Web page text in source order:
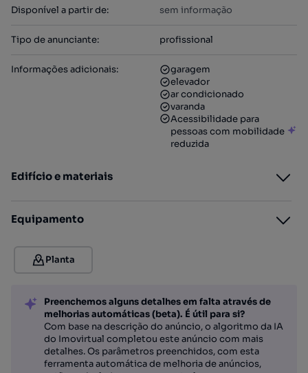
Disponível a partir de: sem informação
Tipo de anunciante: profissional
Informações adicionais:
garagem
elevador
ar condicionado
varanda
Acessibilidade para
pessoas com mobilidade
reduzida
Edifício e materiais
Equipamento
Planta
Preenchemos alguns detalhes em falta através de
melhorias automáticas (beta). É útil para si?
Com base na descrição do anúncio, o algoritmo da IA
do Imovirtual completou este anúncio com mais
detalhes. Os parâmetros preenchidos, com esta
ferramenta automática de melhoria de anúncios,